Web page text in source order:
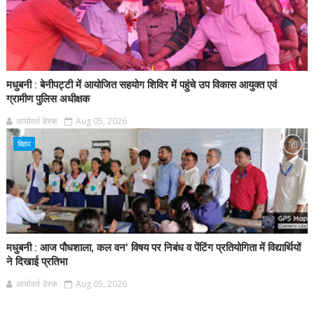
मधुबनी : बेनीपट्टी में आयोजित सहयोग शिविर में पहुंचे उप विकास आयुक्त एवं
ग्रामीण पुलिस अधीक्षक
आर्यावर्त डेस्क Aug 05, 2026
बिहार
मधुबनी : आज पौधशाला, कल वन' विषय पर निबंध व पेंटिंग प्रतियोगिता में विद्यार्थियों
ने दिखाई प्रतिभा
आर्यावर्त डेस्क Aug 05, 2026